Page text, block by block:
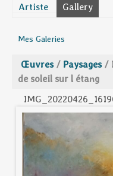
Artiste Gallery
Mes Galeries
Œuvres / Paysages /
de soleil sur l étang